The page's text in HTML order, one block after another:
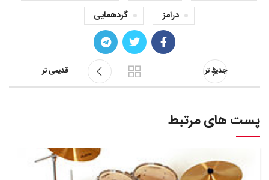
درامز
گردهمایی
جدید تر قدیمی تر
پست های مرتبط